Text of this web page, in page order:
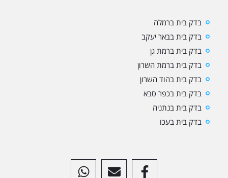
בדק בית ברמלה
בדק בית בבאר יעקב
בדק בית ברמת גן
בדק בית ברמת השרון
בדק בית בהוד השרון
בדק בית בכפר סבא
בדק בית בנתניה
בדק בית בעכו